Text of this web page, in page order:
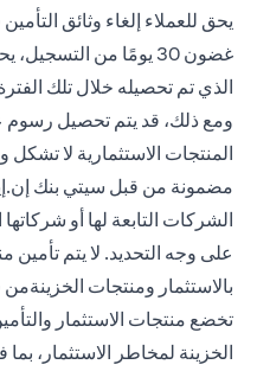
يحق للعملاء إلغاء وثائق
غضون 30 يومًا من
الذي تم تحصيله خلال تلك
ومع ذلك، قد يتم تحصيل رسوم
المنتجات الاستثمارية لا تشكل
مضمونة من قبل سيتي بنك
الشركات التابعة لها أو
على وجه التحديد. لا يتم تأمين
بالاستثمار ومنتجات
تخضع منتجات الاستثمار
الخزينة لمخاطر الاستثمار،